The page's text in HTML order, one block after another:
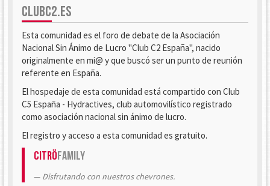
CLUBC2.ES
Esta comunidad es el foro de debate de la Asociación
Nacional Sin Ánimo de Lucro "Club C2 España", nacido
originalmente en mi@ y que buscó ser un punto de reunión
referente en España.
El hospedaje de esta comunidad está compartido con Club
C5 España - Hydractives, club automovilístico registrado
como asociación nacional sin ánimo de lucro.
El registro y acceso a esta comunidad es gratuito.
CitröFamily
Disfrutando con nuestros chevrones.